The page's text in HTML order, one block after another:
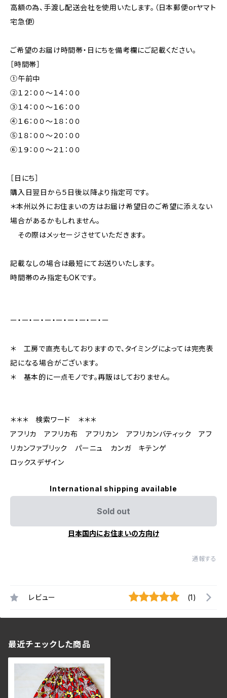
高額の為、手渡し配送会社を使用いたします。（日本郵便orヤマト
宅急便）
ご希望のお届け時間帯・日にちを備考欄にご記載ください。
［時間帯］
①午前中
②１２：００〜１４：００
③１４：００〜１６：００
④１６：００〜１８：００
⑤１８：００〜２０：００
⑥１９：００〜２１：００
［日にち］
購入日翌日から５日後以降より指定可です。
＊本州以外にお住まいの方はお届け希望日のご希望に添えない
場合があるかもしれません。
その際はメッセージさせていただきます。
記載なしの場合は最短にてお送りいたします。
時間帯のみ指定もOKです。
ー・ー・ー・ー・ー・ー・ー・ー・ー
＊ 工房で直売もしておりますので、タイミングによっては完売表
記になる場合がございます。
＊ 基本的に一点モノです。再販はしておりません。
＊＊＊ 検索ワード ＊＊＊
アフリカ アフリカ布 アフリカン アフリカンバティック アフ
リカンファブリック パーニュ カンガ キテンゲ
ロックスデザイン
International shipping available
Sold out
日本国内にお住まいの方向け
通報する
レビュー (1)
最近チェックした商品